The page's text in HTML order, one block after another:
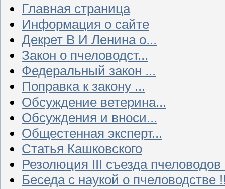
Главная страница
Информация о сайте
Декрет В И Ленина о...
Закон о пчеловодст...
Федеральный закон ...
Поправка к закону ...
Обсуждение ветерина...
Обсуждения и вноси...
Общестенная эксперт...
Статья Кашковского
Резолюция III съезда
Беседа с наукой о пчеловодстве